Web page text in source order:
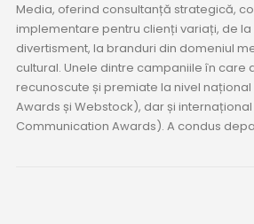
Media, oferind consultanță strategică,
implementare pentru clienți variați, de
divertisment, la branduri din domeniul
cultural. Unele dintre campaniile în care
recunoscute și premiate la nivel național
Awards și Webstock), dar și
Communication Awards). A condus